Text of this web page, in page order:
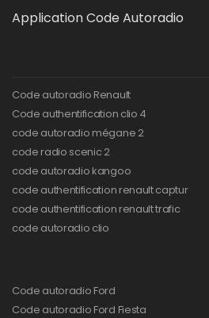
Application Code Autoradio
Code autoradio Renault
Code authentification clio 4
code autoradio mégane 2
code radio scenic 2
code autoradio kangoo
code authentification renault captur
code authentification renault trafic
code autoradio clio
Code autoradio Ford
Code autoradio Ford Fiesta